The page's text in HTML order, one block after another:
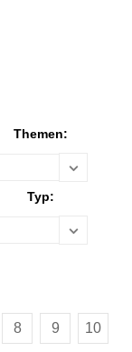
Themen:
Typ:
8 9 10